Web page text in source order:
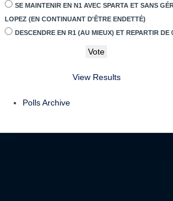
SE MAINTENIR EN N1 AVEC SPARTA ET SANS
LOPEZ (EN CONTINUANT D'ÊTRE ENDETTÉ)
DESCENDRE EN R1 (AU MIEUX) ET REPARTIR DE
View Results
Polls Archive